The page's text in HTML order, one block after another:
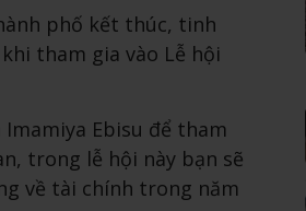
phố kết thúc, tinh
tham gia vào Lễ hội
Ebisu để tham
trong lễ hội này bạn sẽ
về tài chính trong năm